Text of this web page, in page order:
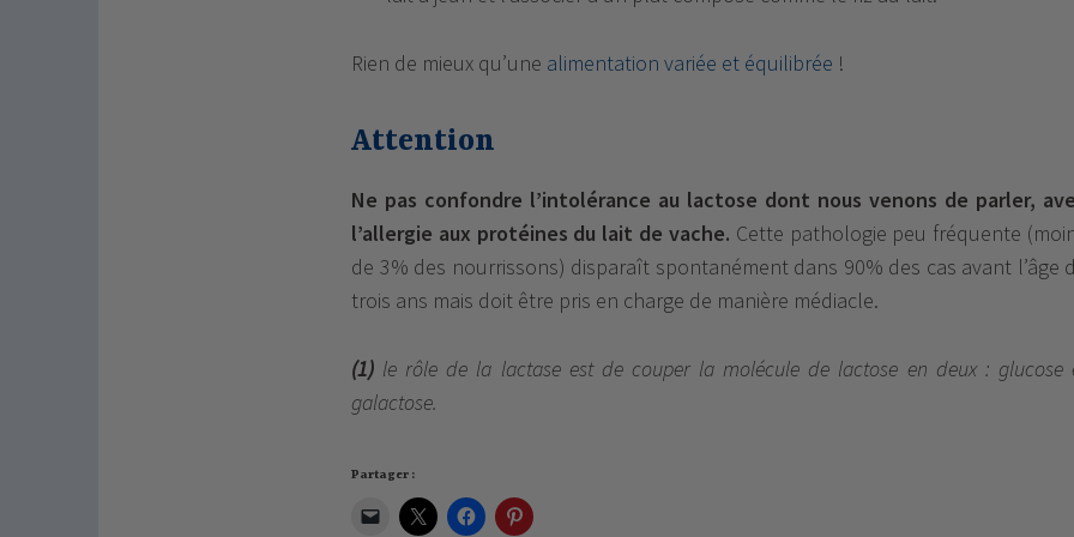
Rien de mieux qu’une alimentation variée et équilibrée !
Attention
Ne pas confondre l’intolérance au lactose dont nous venons de parler,
l’allergie aux protéines du lait de vache. Cette pathologie peu fréquente
de 3% des nourrissons) disparaît spontanément dans 90% des cas avant l’âge
trois ans mais doit être pris en charge de manière médiacle.
(1) le rôle de la lactase est de couper la molécule de lactose en deux : glucose
galactose.
Partager :